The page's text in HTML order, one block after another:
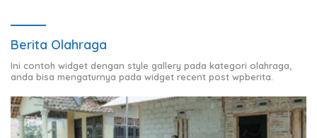
Berita Olahraga
Ini contoh widget dengan style gallery pada kategori olahraga,
anda bisa mengaturnya pada widget recent post wpberita.